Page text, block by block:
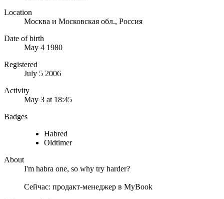
Location
Москва и Московская обл., Россия
Date of birth
May 4 1980
Registered
July 5 2006
Activity
May 3 at 18:45
Badges
Habred
Oldtimer
About
I'm habra one, so why try harder?
Сейчас: продакт-менеджер в MyBook